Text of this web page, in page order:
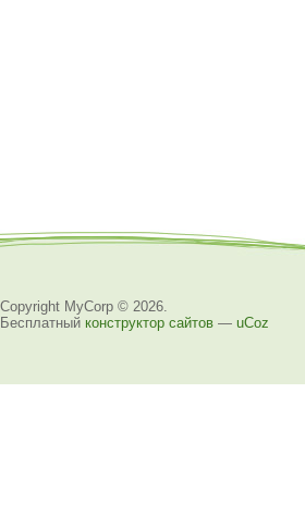
Copyright MyCorp © 2026
Бесплатный конструктор сайтов — uCoz